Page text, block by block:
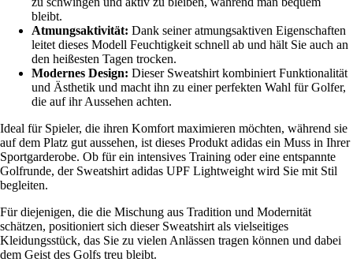
bleibt.
Atmungsaktivität: Dank seiner atmungsaktiven Eigenschaften
leitet dieses Modell Feuchtigkeit schnell ab und hält Sie auch an
den heißesten Tagen trocken.
Modernes Design: Dieser Sweatshirt kombiniert Funktionalität
und Ästhetik und macht ihn zu einer perfekten Wahl für Golfer,
die auf ihr Aussehen achten.
Ideal für Spieler, die ihren Komfort maximieren möchten, während sie
auf dem Platz gut aussehen, ist dieses Produkt adidas ein Muss in Ihrer
Sportgarderobe. Ob für ein intensives Training oder eine entspannte
Golfrunde, der Sweatshirt adidas UPF Lightweight wird Sie mit Stil
begleiten.
Für diejenigen, die die Mischung aus Tradition und Modernität
schätzen, positioniert sich dieser Sweatshirt als vielseitiges
Kleidungsstück, das Sie zu vielen Anlässen tragen können und dabei
dem Geist des Golfs treu bleibt.